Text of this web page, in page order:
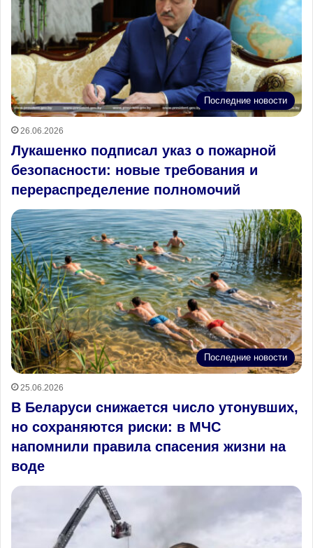
Последние новости
26.06.2026
Лукашенко подписал указ о пожарной
безопасности: новые требования и
перераспределение полномочий
Последние новости
25.06.2026
В Беларуси снижается число утонувших,
но сохраняются риски: в МЧС
напомнили правила спасения жизни на
воде